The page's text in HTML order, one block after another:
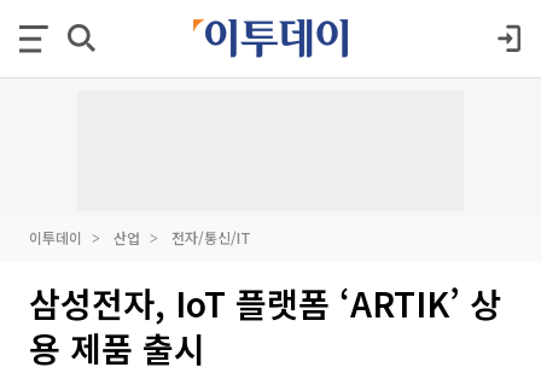
이투데이 산업 전자/통신/IT
삼성전자, IoT 플랫폼 ‘ARTIK’ 상
용 제품 출시